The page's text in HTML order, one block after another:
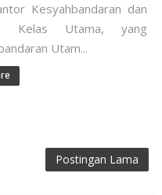
Kesyahbandaran dan
Kelas Utama, yang
Utam...
Postingan Lama